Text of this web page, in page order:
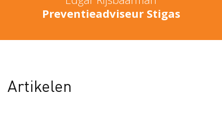
Preventieadviseur Stigas
Artikelen